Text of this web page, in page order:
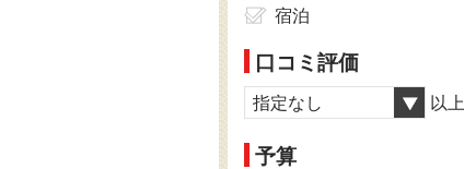
宿泊
口コミ評価
指定なし 以上
予算